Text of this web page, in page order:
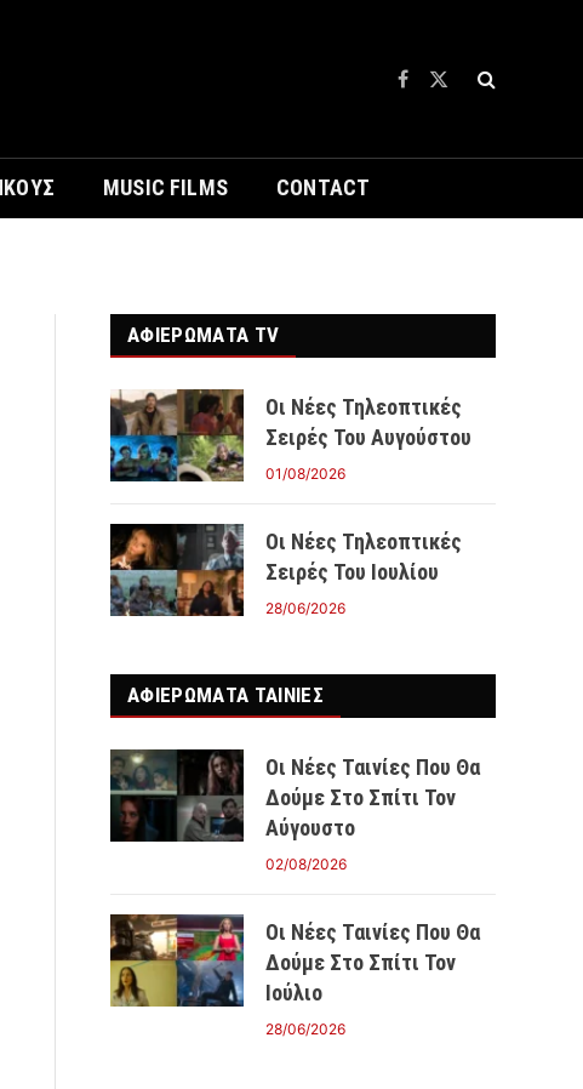
Facebook
X
MUSIC FILMS CONTACT
ΑΦΙΕΡΩΜΑΤΑ TV
Οι Νέες Τηλεοπτικές
Σειρές Του Αυγούστου
01/08/2026
Οι Νέες Τηλεοπτικές
Σειρές Του Ιουλίου
28/06/2026
ΑΦΙΕΡΩΜΑΤΑ ΤΑΙΝΊΕΣ
Οι Νέες Ταινίες Που Θα
Δούμε Στο Σπίτι Τον
Αύγουστο
02/08/2026
Οι Νέες Ταινίες Που Θα
Δούμε Στο Σπίτι Τον
Ιούλιο
28/06/2026